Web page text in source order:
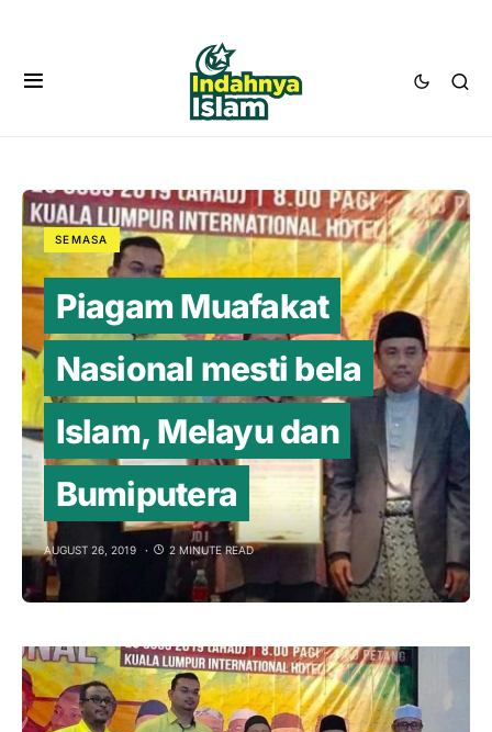
SEMASA
Piagam Muafakat
Nasional mesti bela
Islam, Melayu dan
Bumiputera
AUGUST 26, 2019 2 MINUTE READ